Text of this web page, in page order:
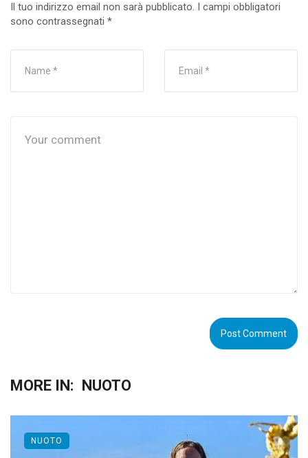
Il tuo indirizzo email non sarà pubblicato. I campi obbligatori
sono contrassegnati *
MORE IN: NUOTO
NUOTO